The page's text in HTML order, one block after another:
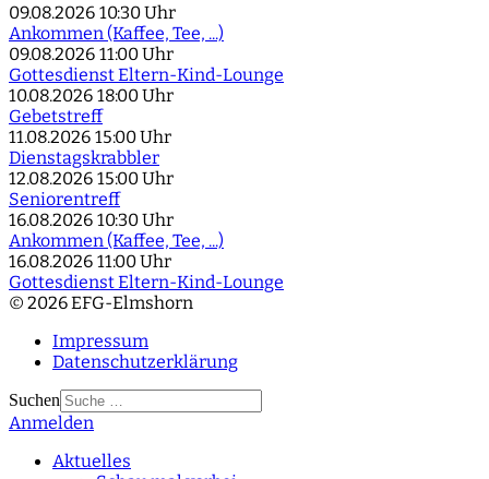
09.08.2026 10:30 Uhr
Ankommen (Kaffee, Tee, ...)
09.08.2026 11:00 Uhr
Gottesdienst Eltern-Kind-Lounge
10.08.2026 18:00 Uhr
Gebetstreff
11.08.2026 15:00 Uhr
Dienstagskrabbler
12.08.2026 15:00 Uhr
Seniorentreff
16.08.2026 10:30 Uhr
Ankommen (Kaffee, Tee, ...)
16.08.2026 11:00 Uhr
Gottesdienst Eltern-Kind-Lounge
© 2026 EFG-Elmshorn
Impressum
Datenschutzerklärung
Suchen
Type 2 or more
Anmelden
Aktuelles